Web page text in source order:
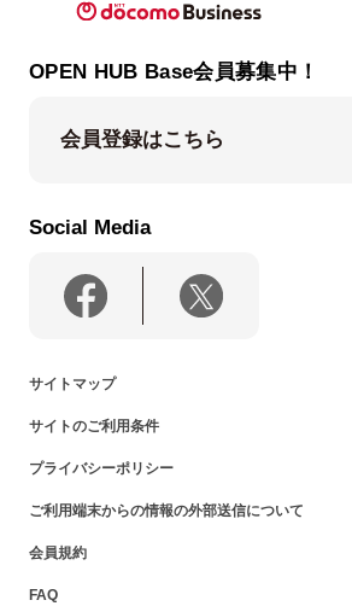
OPEN HUB Base会員募集中！
会員登録はこちら
Social Media
サイトマップ
サイトのご利用条件
プライバシーポリシー
ご利用端末からの情報の外部送信について
会員規約
FAQ